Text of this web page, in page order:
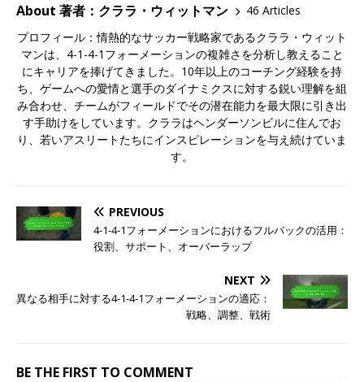
About 著者：クララ・ウィットマン
46 Articles
プロフィール：情熱的なサッカー戦略家であるクララ・ウィット
マンは、4-1-4-1フォーメーションの複雑さを分析し教えること
にキャリアを捧げてきました。10年以上のコーチング経験を持
ち、ゲームへの愛情と選手のダイナミクスに対する鋭い理解を組
み合わせ、チームがフィールドでその潜在能力を最大限に引き出
す手助けをしています。クララはヘンダーソンビルに住んでお
り、若いアスリートたちにインスピレーションを与え続けていま
す。
PREVIOUS
4-1-4-1フォーメーションにおけるフルバックの活用：
役割、サポート、オーバーラップ
NEXT
異なる相手に対する4-1-4-1フォーメーションの適応：
戦略、調整、戦術
BE THE FIRST TO COMMENT